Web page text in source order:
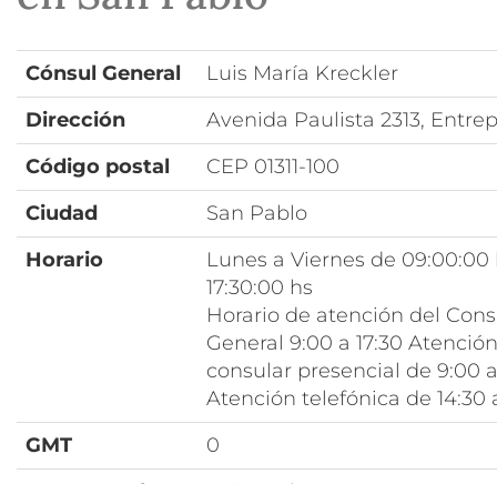
Cónsul General
Luis María Kreckler
Dirección
Avenida Paulista 2313,
Código postal
CEP 01311-100
Ciudad
San Pablo
Horario
Lunes a Viernes de 09:00:00
17:30:00 hs
Horario de atención del
General 9:00 a 17:30 Atención
consular presencial de 9:00
Atención telefónica de 14:30
GMT
0